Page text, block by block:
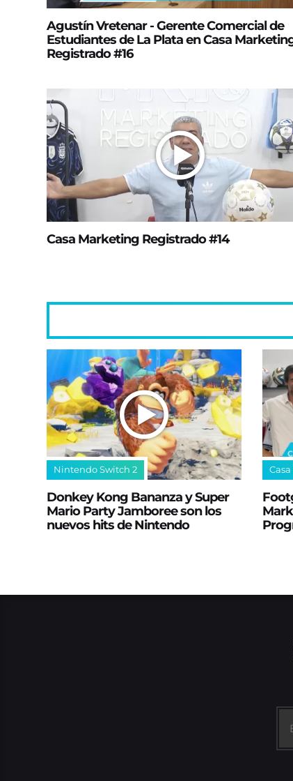
Agustín Vretenar - Gerente Comercial de
Estudiantes de La Plata en Casa
Registrado #16
Casa Marketing Registrado #14
Nintendo Switch 2
Donkey Kong Bananza y Super
Mario Party Jamboree son los
nuevos hits de Nintendo